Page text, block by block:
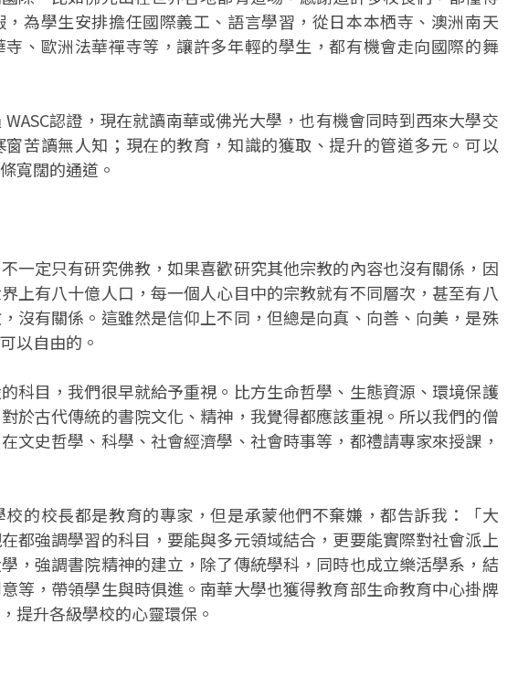
為學生安排擔任國際義工、語言學習，從日本本栖寺、澳洲南天
、歐洲法華禪寺等，讓許多年輕的學生，都有機會走向國際的舞
認證，現在就讀南華或佛光大學，也有機會同時到西來大學交
苦讀無人知；現在的教育，知識的獲取、提升的管道多元。可以
寬闊的通道。
一定只有研究佛教，如果喜歡研究其他宗教的內容也沒有關係，因
上有八十億人口，每一個人心目中的宗教就有不同層次，甚至有八
沒有關係。這雖然是信仰上不同，但總是向真、向善、向美，是殊
以自由的。
科目，我們很早就給予重視。比方生命哲學、生態資源、環境保護
於古代傳統的書院文化、精神，我覺得都應該重視。所以我們的僧
文史哲學、科學、社會經濟學、社會時事等，都禮請專家來授課，
的校長都是教育的專家，但是承蒙他們不棄嫌，都告訴我：「大
都強調學習的科目，要能與多元領域結合，更要能實際對社會派上
，強調書院精神的建立，除了傳統學科，同時也成立樂活學系，結
等，帶領學生與時俱進。南華大學也獲得教育部生命教育中心掛牌
提升各級學校的心靈環保。